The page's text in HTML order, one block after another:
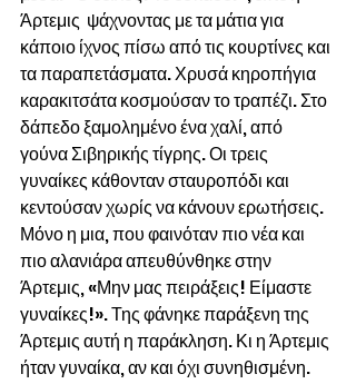
Άρτεμις  ψάχνοντας με τα μάτια για
κάποιο ίχνος πίσω από τις κουρτίνες και
τα παραπετάσματα. Χρυσά κηροπήγια
καρακιτσάτα κοσμούσαν το τραπέζι. Στο
δάπεδο ξαμολημένο ένα χαλί, από
γούνα Σιβηρικής τίγρης. Οι τρεις
γυναίκες κάθονταν σταυροπόδι και
κεντούσαν χωρίς να κάνουν ερωτήσεις.
Μόνο η μια, που φαινόταν πιο νέα και
πιο αλανιάρα απευθύνθηκε στην
Άρτεμις, «Μην μας πειράξεις! Είμαστε
γυναίκες!». Της φάνηκε παράξενη της
Άρτεμις αυτή η παράκληση. Κι η Άρτεμις
ήταν γυναίκα, αν και όχι συνηθισμένη.